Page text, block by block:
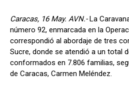
Caracas, 16 May. AVN.-La
número 92, enmarcada en la
correspondió al abordaje de tres
Sucre, donde se atendió a un total
conformados en 7.806 familias,
de Caracas, Carmen Meléndez.